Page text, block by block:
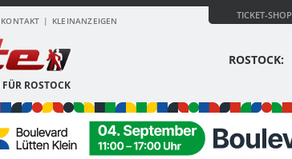
KONTAKT KLEINANZEIGEN TICKET-SHOP
FÜR ROSTOCK
ROSTOCK: